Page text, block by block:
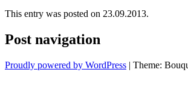
This entry was posted on 23.09.2013.
Post navigation
Proudly powered by WordPress | Theme: